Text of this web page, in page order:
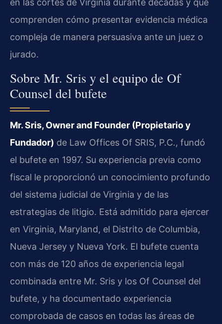
en las cortes de Virginia durante décadas y que
comprenden cómo presentar evidencia médica
compleja de manera persuasiva ante un juez o
jurado.
Sobre Mr. Sris y el equipo de Of
Counsel del bufete
Mr. Sris, Owner and Founder (Propietario y
Fundador) de Law Offices Of SRIS, P.C., fundó
el bufete en 1997. Su experiencia previa como
fiscal le proporcionó un conocimiento profundo
del sistema judicial de Virginia y de las
estrategias de litigio. Está admitido para ejercer
en Virginia, Maryland, el Distrito de Columbia,
Nueva Jersey y Nueva York. El bufete cuenta
con más de 120 años de experiencia legal
combinada entre Mr. Sris y los Of Counsel del
bufete, y ha documentado experiencia
comprobada de casos en todas las áreas de